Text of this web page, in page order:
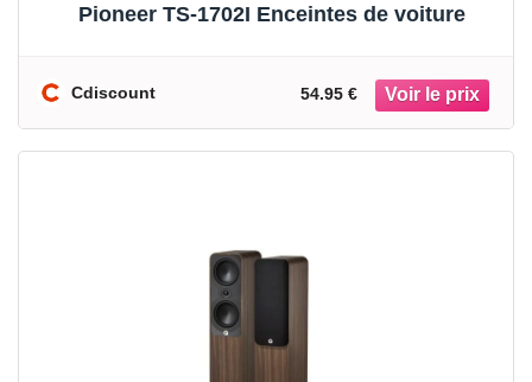
Pioneer TS-1702I Enceintes de voiture
Cdiscount 54.95 €